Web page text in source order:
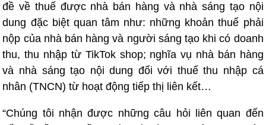
đề về thuế được nhà bán hàng và nhà sáng tạo nội
dung đặc biệt quan tâm như: những khoản thuế phải
nộp của nhà bán hàng và người sáng tạo khi có doanh
thu, thu nhập từ TikTok shop; nghĩa vụ nhà bán hàng
và nhà sáng tạo nội dung đối với thuế thu nhập cá
nhân (TNCN) từ hoạt động tiếp thị liên kết…
“Chúng tôi nhận được những câu hỏi liên quan đến